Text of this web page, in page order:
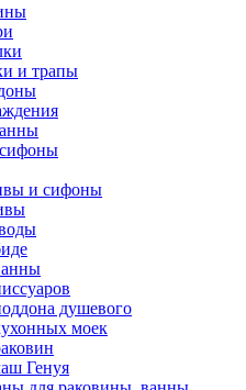
и трапы
и сифоны
душевого
моек
Генуя